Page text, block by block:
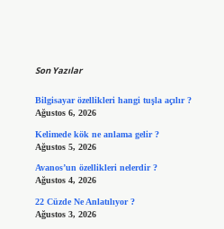
Son Yazılar
Bilgisayar özellikleri hangi tuşla açılır ?
Ağustos 6, 2026
Kelimede kök ne anlama gelir ?
Ağustos 5, 2026
Avanos’un özellikleri nelerdir ?
Ağustos 4, 2026
22 Cüzde Ne Anlatılıyor ?
Ağustos 3, 2026